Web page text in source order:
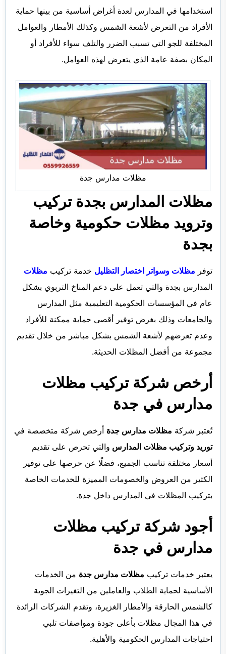
استخدامها في المدارس لعدة أغراض أساسية من بينها حماية
الأفراد من التعرض لأشعة الشمس وكذلك الأمطار والعوامل
المختلفة للجو التي تسبب الضرر والتلف سواء للأفراد أو
المكان بصفة عامة الذي يتعرض لهذه العوامل.
مظلات مدارس جدة
مظلات المدارس بجدة تركيب
وترويد مظلات حكومية وخاصة
بجدة
توفر مظلات وسواتر اختصار التظليل خدمة تركيب مظلات
المدارس بجدة والتي تعمل على دعم المناخ التربوي بشكل
عام في المؤسسات الحكومية التعليمية مثل المدارس
والجامعات وذلك بغرض توفير أقصى حماية ممكنة للأفراد
وعدم تعرضهم لأشعة الشمس بشكل مباشر من خلال تقديم
مجموعة من أفضل المظلات الحديثة.
أرخص شركة تركيب مظلات
مدارس في جدة
تُعتبر شركة مظلات مدارس جدة أرخص شركة متخصصة في
توريد وتركيب مظلات المدارس والتي تحرص على تقديم
أسعار مختلفة تناسب الجميع، فضلًا عن حرصها على توفير
الكثير من العروض والخصومات المميزة للخدمات الخاصة
بتركيب المظلات في المدارس داخل جدة.
أجود شركة تركيب مظلات
مدارس في جدة
يعتبر خدمات تركيب مظلات مدارس جدة من الخدمات
الأساسية لحماية الطلاب والعاملين من التغيرات الجوية
كالشمس الحارقة والأمطار الغزيرة، وتقدم الشركات الرائدة
في هذا المجال مظلات بأعلى جودة ومواصفات تلبي
احتياجات المدارس الحكومية والأهلية.